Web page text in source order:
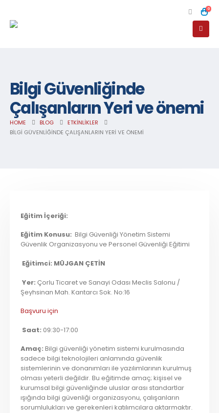
0
Bilgi Güvenliğinde
Çalışanların Yeri ve önemi
HOME BLOG
ETKINLIKLER
BILGI GÜVENLIĞINDE ÇALIŞANLARIN YERI VE ÖNEMI
Eğitim İçeriği:
Eğitim Konusu: Bilgi Güvenliği Yönetim Sistemi
Güvenlik Organizasyonu ve Personel Güvenliği Eğitimi
Eğitimci: MÜJGAN ÇETİN
Yer: Çorlu Ticaret ve Sanayi Odası Meclis Salonu /
Şeyhsinan Mah. Kantarcı Sok. No:16
Başvuru için
Saat: 09:30-17:00
Amaç: Bilgi güvenliği yönetim sistemi kurulmasında
sadece bilgi teknolojileri anlamında güvenlik
sistemlerinin ve donanımları ile yazılımlarının kurulmuş
olması yeterli değildir. Bu eğitimde amaç; kişisel ve
kurumsal bilgi güvenliğinde uluslar arası standartlar
ışığında bilgi güvenliği organizasyonu, çalışanların
sorumlulukları ve gerekenleri katılımcılara aktarmaktır.